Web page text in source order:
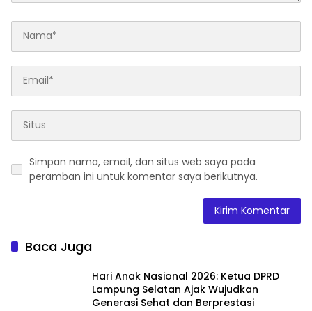
Simpan nama, email, dan situs web saya pada
peramban ini untuk komentar saya berikutnya.
Baca Juga
Hari Anak Nasional 2026: Ketua DPRD
Lampung Selatan Ajak Wujudkan
Generasi Sehat dan Berprestasi